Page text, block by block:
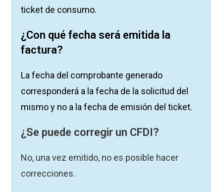
ticket de consumo.
¿Con qué fecha será emitida la
factura?
La fecha del comprobante generado
corresponderá a la fecha de la solicitud del
mismo y no a la fecha de emisión del ticket.
¿Se puede corregir un CFDI?
No, una vez emitido, no es posible hacer
correcciones.